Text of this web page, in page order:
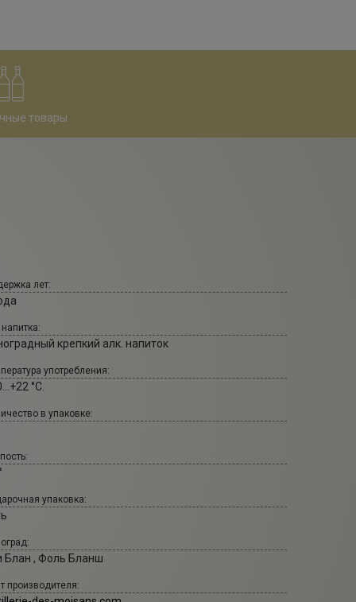
товары
лет:
крепкий алк. напиток
употребления:
°С.
в упаковке:
упаковка:
Блан , Фоль Бланш
производителя: